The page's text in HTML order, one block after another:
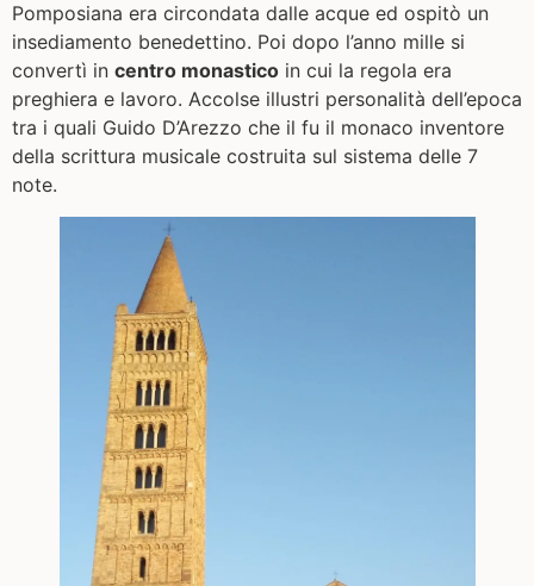
Pomposiana era circondata dalle acque ed ospitò un
insediamento benedettino. Poi dopo l’anno mille si
convertì in centro monastico in cui la regola era
preghiera e lavoro. Accolse illustri personalità dell’epoca
tra i quali Guido D’Arezzo che il fu il monaco inventore
della scrittura musicale costruita sul sistema delle 7
note.